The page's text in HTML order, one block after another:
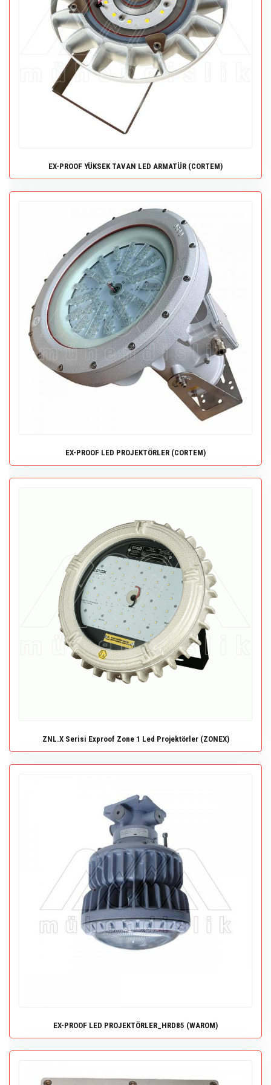
EX-PROOF YÜKSEK TAVAN LED ARMATÜR (CORTEM)
EX-PROOF LED PROJEKTÖRLER (CORTEM)
ZNL.X Serisi Exproof Zone 1 Led Projektörler (ZONEX)
EX-PROOF LED PROJEKTÖRLER_HRD85 (WAROM)